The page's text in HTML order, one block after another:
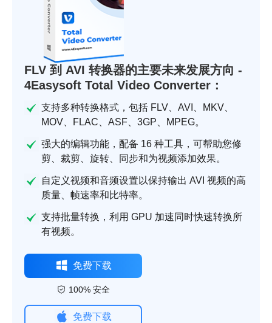
FLV 到 AVI 转换器的主要未来发展方向 -
4Easysoft Total Video Converter：
支持多种转换格式，包括 FLV、AVI、MKV、
MOV、FLAC、ASF、3GP、MPEG。
强大的编辑功能，配备 16 种工具，可帮助您修
剪、裁剪、旋转、同步和为视频添加效果。
自定义视频和音频设置以保持输出 AVI 视频的高
质量、帧速率和比特率。
支持批量转换，利用 GPU 加速同时快速转换所
有视频。
免费下载
100% 安全
免费下载